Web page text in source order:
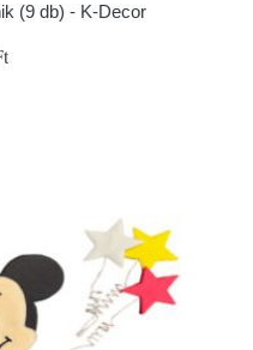
(9 db) - K-Decor